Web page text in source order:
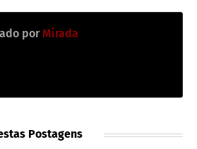
por Mirada
Postagens